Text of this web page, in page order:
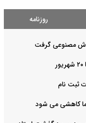
روزنامه
هوش مصنوعی گرفت
ثبت نام